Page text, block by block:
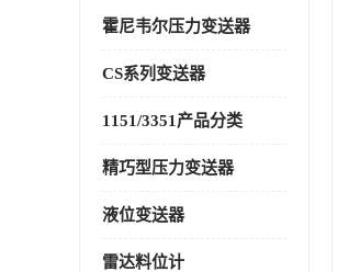
霍尼韦尔压力变送器
CS系列变送器
1151/3351产品分类
精巧型压力变送器
液位变送器
雷达料位计